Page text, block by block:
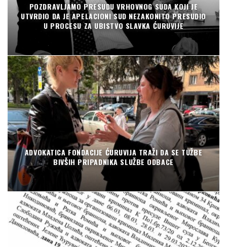
POZDRAVLJAMO PRESUDU VRHOVNOG SUDA KOJI JE
UTVRDIO DA JE APELACIONI SUD NEZAKONITO PRESUDIO
U PROCESU ZA UBISTVO SLAVKA ĆURUVIJE
ADVOKATICA FONDACIJE ĆURUVIJA TRAŽI DA SE TUŽBE
BIVŠIH PRIPADNIKA SLUŽBE ODBACE